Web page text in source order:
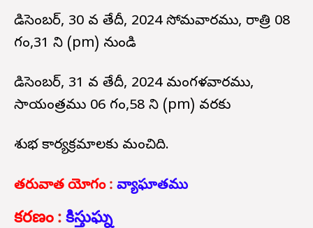
డిసెంబర్, 30 వ తేదీ, 2024 సోమవారము, రాత్రి 08
గం,31 ని (pm) నుండి
డిసెంబర్, 31 వ తేదీ, 2024 మంగళవారము,
సాయంత్రము 06 గం,58 ని (pm) వరకు
శుభ కార్యక్రమాలకు మంచిది.
తరువాత యోగం: వ్యాఘాతము
కరణం : కిస్తుఘ్న